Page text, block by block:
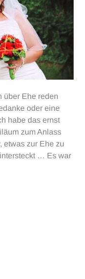
über Ehe reden
oder eine
habe das ernst
zum Anlass
etwas zur Ehe zu
… Es war